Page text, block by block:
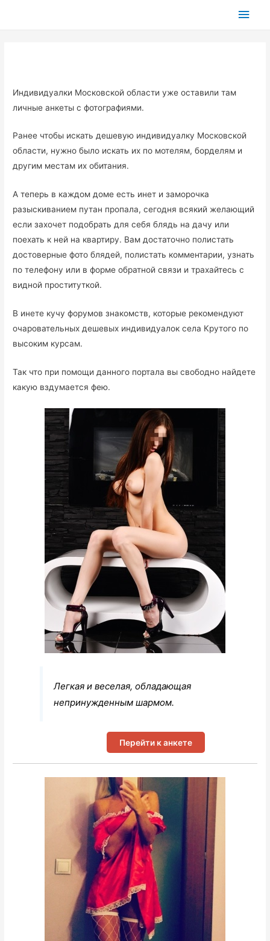
Индивидуалки Московской области уже оставили там
личные анкеты с фотографиями.
Ранее чтобы искать дешевую индивидуалку Московской
области, нужно было искать их по мотелям, борделям и
другим местам их обитания.
А теперь в каждом доме есть инет и заморочка
разыскиванием путан пропала, сегодня всякий желающий
если захочет подобрать для себя блядь на дачу или
поехать к ней на квартиру. Вам достаточно полистать
достоверные фото блядей, полистать комментарии, узнать
по телефону или в форме обратной связи и трахайтесь с
видной проституткой.
В инете кучу форумов знакомств, которые рекомендуют
очаровательных дешевых индивидуалок села Крутого по
высоким курсам.
Так что при помощи данного портала вы свободно найдете
какую вздумается фею.
Легкая и веселая, обладающая
непринужденным шармом.
Перейти к анкете